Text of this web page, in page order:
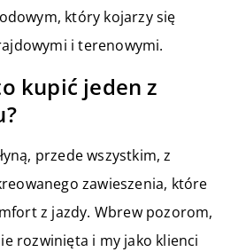
który kojarzy się
i terenowymi.
kupić jeden z
przede wszystkim, z
zawieszenia, które
z jazdy. Wbrew pozorom,
rozwinięta i my jako klienci